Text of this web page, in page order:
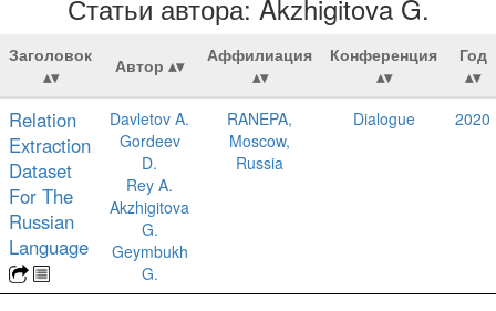
Статьи автора: Akzhigitova G.
Заголовок Автор Аффилиация Конференция Год
Relation
Extraction
Dataset
For The
Russian
Language
Davletov A.
Gordeev
D.
Rey A.
Akzhigitova
G.
Geymbukh
G.
RANEPA,
Moscow,
Russia
Dialogue 2020